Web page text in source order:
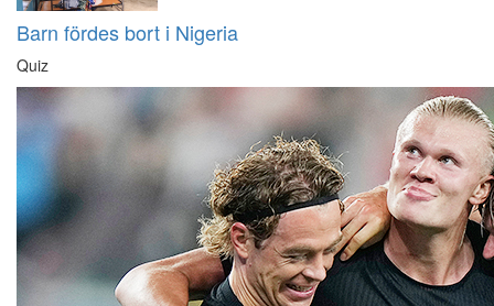
Barn fördes bort i Nigeria
Quiz